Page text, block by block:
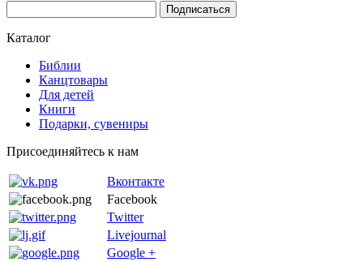
Каталог
Библии
Канцтовары
Для детей
Книги
Подарки, сувениры
Присоединяйтесь к нам
Вконтакте
Facebook
Twitter
Livejournal
Google +